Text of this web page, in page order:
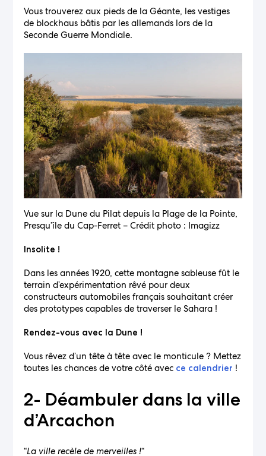
Vous trouverez aux pieds de la Géante, les vestiges
de blockhaus bâtis par les allemands lors de la
Seconde Guerre Mondiale.
Vue sur la Dune du Pilat depuis la Plage de la Pointe,
Presqu’île du Cap-Ferret – Crédit photo : Imagizz
Insolite !
Dans les années 1920, cette montagne sableuse fût le
terrain d’expérimentation rêvé pour deux
constructeurs automobiles français souhaitant créer
des prototypes capables de traverser le Sahara !
Rendez-vous avec la Dune !
Vous rêvez d’un tête à tête avec le monticule ? Mettez
toutes les chances de votre côté avec ce calendrier !
2- Déambuler dans la ville
d’Arcachon
“La ville recèle de merveilles !“